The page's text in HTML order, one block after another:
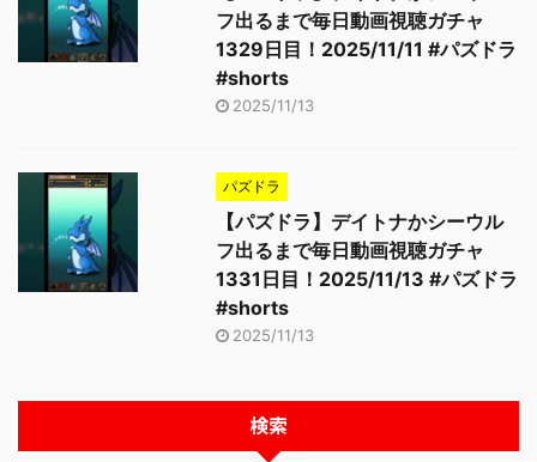
フ出るまで毎日動画視聴ガチャ
1329日目！2025/11/11 #パズドラ
#shorts
2025/11/13
パズドラ
【パズドラ】デイトナかシーウル
フ出るまで毎日動画視聴ガチャ
1331日目！2025/11/13 #パズドラ
#shorts
2025/11/13
検索